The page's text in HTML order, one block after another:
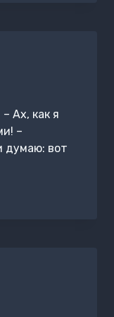
Ах, как я
–
думаю: вот